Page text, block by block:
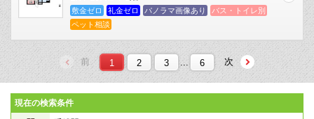
敷金ゼロ 礼金ゼロ パノラマ画像あり
バス・トイレ別
ペット相談
前 1 2 3 ... 6 次
現在の検索条件